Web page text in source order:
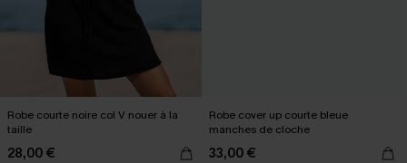
Robe courte noire col V nouer à la
taille
28,00 €
Robe cover up courte bleue
manches de cloche
33,00 €